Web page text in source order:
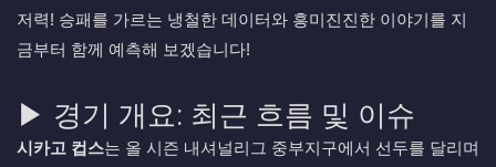
저력! 승패를 가르는 냉철한 데이터와 흥미진진한 이야기를 지
금부터 함께 예측해 보겠습니다!
▶ 경기 개요: 최근 흐름 및 이슈
시카고 컵스는 올 시즌 내셔널리그 중부지구에서 선두를 달리며